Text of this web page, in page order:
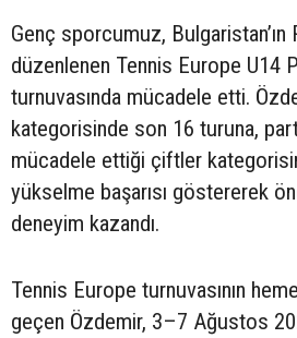
Genç sporcumuz, Bulgaristan’ın
düzenlenen Tennis Europe U14
turnuvasında mücadele etti.
kategorisinde son 16 turuna,
mücadele ettiği çiftler
yükselme başarısı göstererek
deneyim kazandı.
Tennis Europe turnuvasının
geçen Özdemir, 3–7 Ağustos